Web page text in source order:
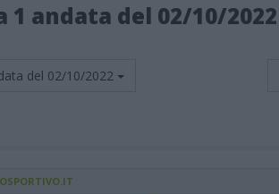
1 andata del 02/10/2022
del 02/10/2022